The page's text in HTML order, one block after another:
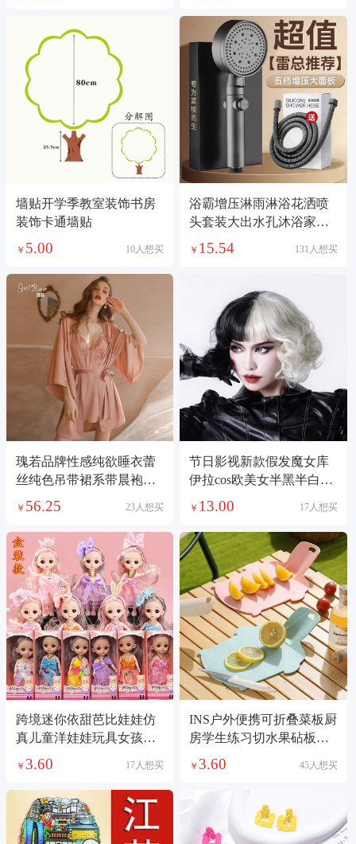
墙贴开学季教室装饰书房
装饰卡通墙贴
￥ 5.00 10人想买
浴霸增压淋雨淋浴花洒喷
头套装大出水孔沐浴家用
洗澡加压热水器
￥ 15.54 131人想买
瑰若品牌性感纯欲睡衣蕾
丝纯色吊带裙系带晨袍外
袍家居服套装1690
￥ 56.25 23人想买
节日影视新款假发魔女库
伊拉cos欧美女半黑半白短
卷头套工厂现货
￥ 13.00 17人想买
跨境迷你依甜芭比娃娃仿
真儿童洋娃娃玩具女孩礼
盒奖品公主过家家
￥ 3.60 17人想买
INS户外便携可折叠菜板厨
房学生练习切水果砧板旅
行野餐切菜案板
￥ 3.60 45人想买